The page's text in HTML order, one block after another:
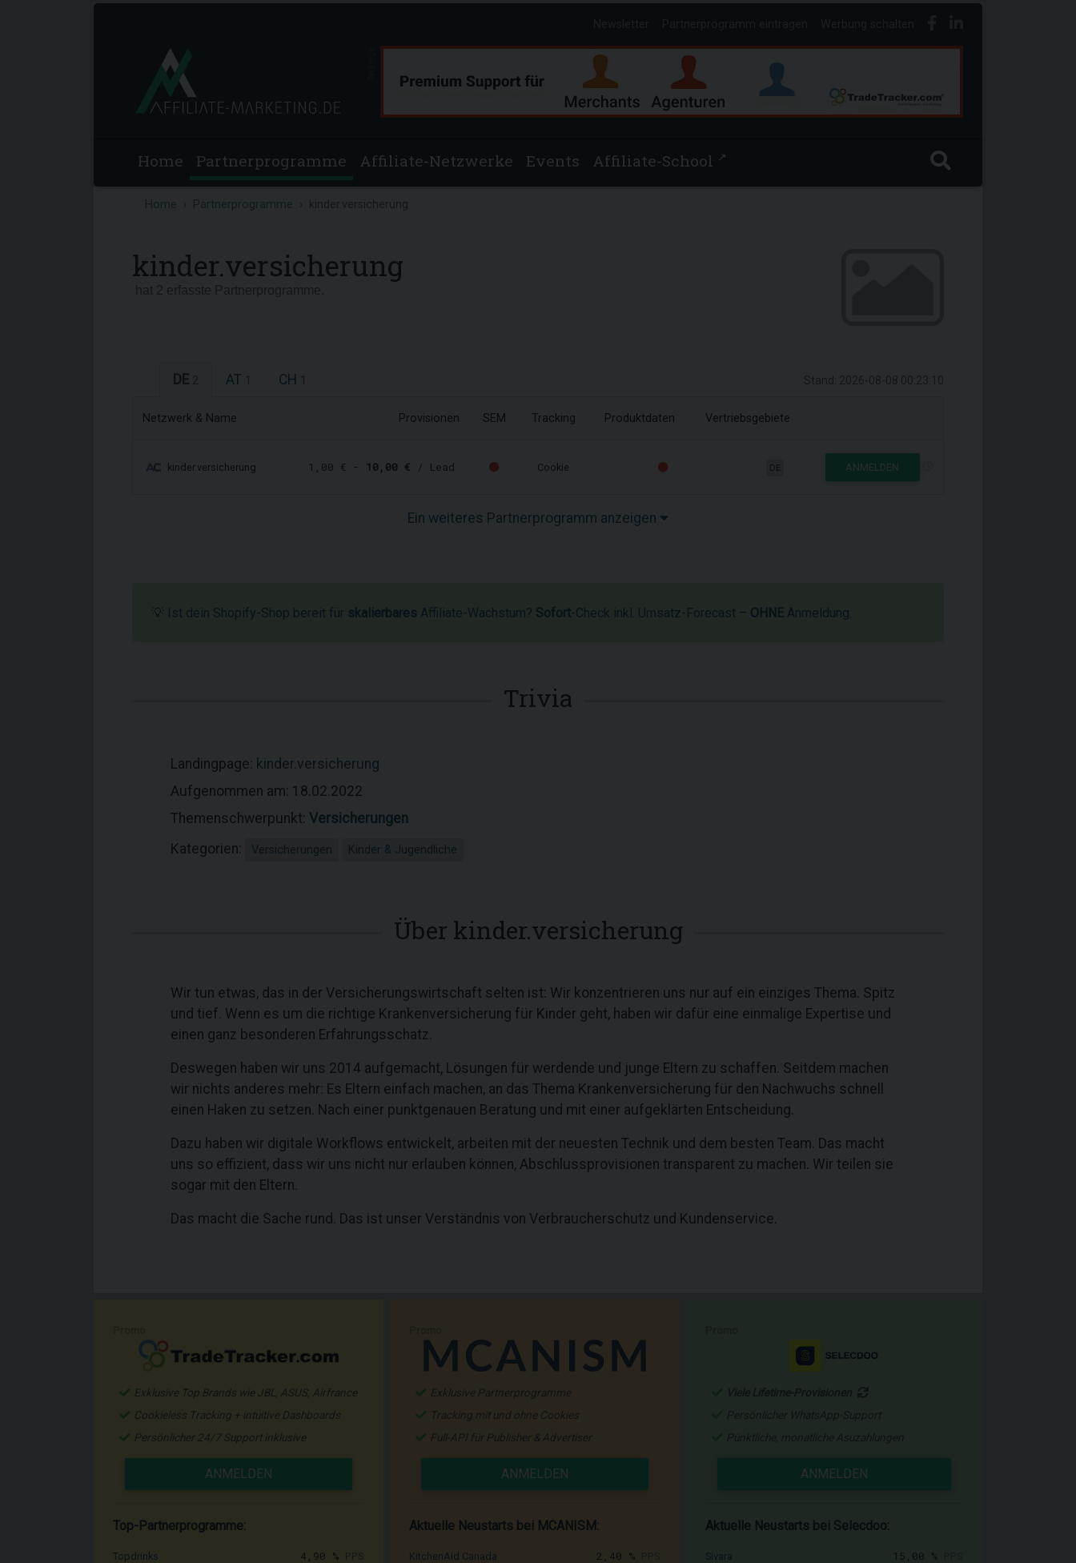
Home Partnerprogramme Affiliate-Netzwerke Events Affiliate-School ↗
Home Partnerprogramme
kinder.versicherung
DE AT CH
Netzwerk & Name Provisionen SEM Tracking Produktdaten Vertriebsgebiete
kinder.versicherung 1,00 € - 10,00 € / Lead Cookie DE ANMELDEN
Ein weiteres Partnerprogramm anzeigen
💡 Ist dein Shopify-Shop bereit für skalierbares Affiliate-Wachstum? Sofort-Check inkl. Umsatz-Forecast – OHNE Anmeldung.
Trivia
Landingpage: kinder.versicherung
Aufgenommen am: 18.02.2022
Themenschwerpunkt: Versicherungen
Kategorien:
Versicherungen Kinder & Jugendliche
Über kinder.versicherung
Wir tun etwas, das in der Versicherungswirtschaft selten ist: Wir konzentrieren uns nur auf ein einziges Thema. Spitz
und tief. Wenn es um die richtige Krankenversicherung für Kinder geht, haben wir dafür eine einmalige Expertise und
einen ganz besonderen Erfahrungsschatz.
Deswegen haben wir uns 2014 aufgemacht, Lösungen für werdende und junge Eltern zu schaffen. Seitdem machen
wir nichts anderes mehr: Es Eltern einfach machen, an das Thema Krankenversicherung für den Nachwuchs schnell
einen Haken zu setzen. Nach einer punktgenauen Beratung und mit einer aufgeklärten Entscheidung.
Dazu haben wir digitale Workflows entwickelt, arbeiten mit der neuesten Technik und dem besten Team. Das macht
uns so effizient, dass wir uns nicht nur erlauben können, Abschlussprovisionen transparent zu machen. Wir teilen sie
sogar mit den Eltern.
Das macht die Sache rund. Das ist unser Verständnis von Verbraucherschutz und Kundenservice.
Exklusive Top Brands wie JBL, ASUS, Airfrance
Cookieless Tracking + intuitive Dashboards
Persönlicher 24/7 Support inklusive
ANMELDEN
Top-Partnerprogramme:
Topdrinks 4,90 %
Exklusive Partnerprogramme
Tracking mit und ohne Cookies
Full-API für Publisher & Advertiser
ANMELDEN
Aktuelle Neustarts bei MCANISM:
KitchenAid Canada 2,40 %
ANMELDEN
Aktuelle Neustarts bei Selecdoo:
15,00 %